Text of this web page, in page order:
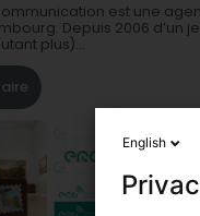
est une
Depuis 2006
plus)...
English